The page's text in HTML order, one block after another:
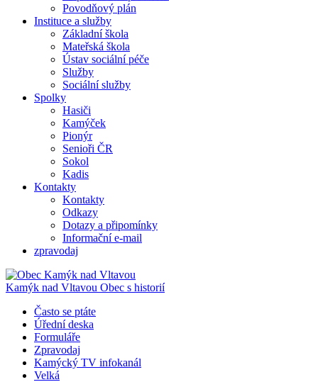
Povodňový plán
Instituce a služby
Základní škola
Mateřská škola
Ústav sociální péče
Služby
Sociální služby
Spolky
Hasiči
Kamýček
Pionýr
Senioři ČR
Sokol
Kadis
Kontakty
Kontakty
Odkazy
Dotazy a připomínky
Informační e-mail
zpravodaj
Kamýk nad Vltavou Obec s historií
Často se ptáte
Úřední deska
Formuláře
Zpravodaj
Kamýcký TV infokanál
Velká